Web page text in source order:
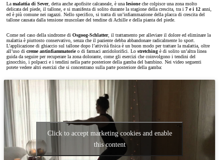
La malattia di Sever, detta anche apofisite calcaneale, è una lesioneche colpisce una zona molto
delicata del piede, il tallone, e si manifesta di solito durante la stagione della crescita, tra i 7 e i 12 anni,
ed è più comune nei ragazzi. Nello specifico, si tratta di un’infiammazione della placca di crescita del
tallone causata dalla tensione muscolare del tendine di Achille e della pianta del piede.
Come nel caso della sindrome di Osgoog-Schlatter, il trattamento per alleviare il dolore ed eliminare la
malattia è piuttosto conservativo, senza che il paziente debba abbandonare radicalmente lo sport.
L’applicazione di ghiaccio sul tallone dopo l’attività fisica è un buon modo per trattare la malattia, oltre
all’uso di creme antinfiammatorieo di farmaci antidolorifici. Lo stretching è di solito un’altra linea
guida da seguire per recuperare la zona dolorante, come gli esercizi che coinvolgono i tendini del
ginocchio, i polpacci e i tendini nella parte posteriore della gamba del bambino. Nei video seguenti
potete vedere altri esercizi che si concentrano sulla parte posteriore della gamba:
Click to accept marketing cookies and enable
this content